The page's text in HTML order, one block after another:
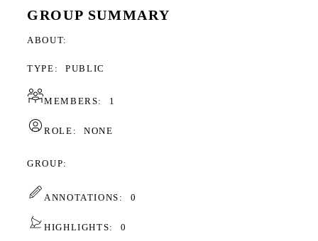
GROUP SUMMARY
ABOUT
TYPE: PUBLIC
MEMBERS: 1
ROLE: NONE
GROUP
ANNOTATIONS: 0
HIGHLIGHTS: 0